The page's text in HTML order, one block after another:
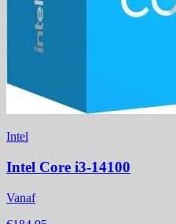
Intel
Intel Core i3-14100
Vanaf